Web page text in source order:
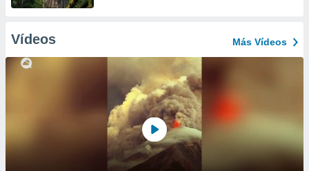
Vídeos Más Vídeos